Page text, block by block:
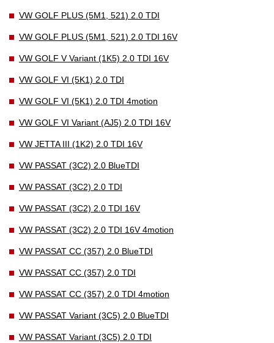
VW GOLF PLUS (5M1, 521) 2.0 TDI
VW GOLF PLUS (5M1, 521) 2.0 TDI 16V
VW GOLF V Variant (1K5) 2.0 TDI 16V
VW GOLF VI (5K1) 2.0 TDI
VW GOLF VI (5K1) 2.0 TDI 4motion
VW GOLF VI Variant (AJ5) 2.0 TDI 16V
VW JETTA III (1K2) 2.0 TDI 16V
VW PASSAT (3C2) 2.0 BlueTDI
VW PASSAT (3C2) 2.0 TDI
VW PASSAT (3C2) 2.0 TDI 16V
VW PASSAT (3C2) 2.0 TDI 16V 4motion
VW PASSAT CC (357) 2.0 BlueTDI
VW PASSAT CC (357) 2.0 TDI
VW PASSAT CC (357) 2.0 TDI 4motion
VW PASSAT Variant (3C5) 2.0 BlueTDI
VW PASSAT Variant (3C5) 2.0 TDI